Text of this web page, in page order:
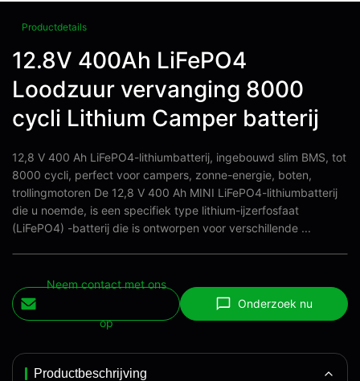
Productdetails
12.8V 400Ah LiFePO4
Loodzuur vervanging 8000
cycli Lithium Camper batterij
12,8 V 400 Ah LiFePO4-lithiumbatterij, ingebouwd slim BMS, tot
8000 cycli, perfect voor campers, zonne-energie, boten,
trollingmotoren De 12,8 V 400 Ah MINI LiFePO4-lithiumbatterij
die u noemde, is een specifiek type lithium-ijzerfosfaat
(LiFePO4) -batterij die is ontworpen voor verschillende ...
Neem contact met ons
op
Onderzoek nu
Productbeschrijving